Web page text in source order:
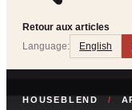
Retour aux articles
Language: English
HOUSEBLEND /